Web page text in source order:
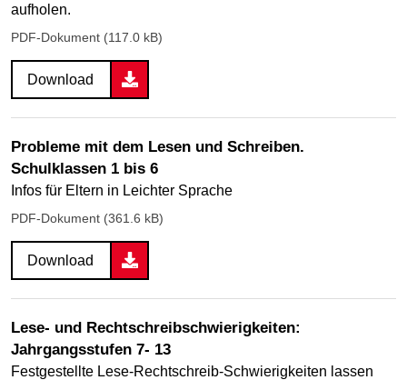
aufholen.
PDF-Dokument (117.0 kB)
Download
Probleme mit dem Lesen und Schreiben.
Schulklassen 1 bis 6
Infos für Eltern in Leichter Sprache
PDF-Dokument (361.6 kB)
Download
Lese- und Rechtschreibschwierigkeiten:
Jahrgangsstufen 7- 13
Festgestellte Lese-Rechtschreib-Schwierigkeiten lassen